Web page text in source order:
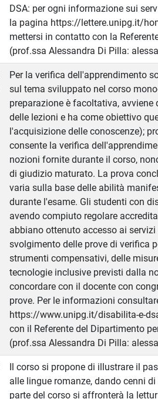
DSA: per ogni informazione sui
la pagina https://lettere.unipg.it/
mettersi in contatto con la
(prof.ssa Alessandra Di Pilla:
Per la verifica dell'apprendimento
sul tema sviluppato nel corso
preparazione è facoltativa,
delle lezioni e ha come obiettivo
l'acquisizione delle conoscenze);
consente la verifica
nozioni fornite durante il corso,
di giudizio maturato. La prova
varia sulla base delle abilità
durante l'esame. Gli studenti con
avendo compiuto regolare
abbiano ottenuto accesso ai servizi
svolgimento delle prove di verifica
strumenti compensativi, delle
tecnologie inclusive previsti dalla
concordare con il docente con
prove. Per le informazioni
https://www.unipg.it/disabilita-e-
con il Referente del Dipartimento
(prof.ssa Alessandra Di Pilla:
Il corso si propone di illustrare il
alle lingue romanze, dando cenni
parte del corso si affronterà la